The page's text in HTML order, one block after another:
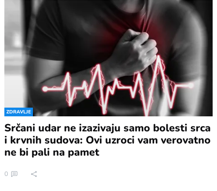
ZDRAVLJE
Srčani udar ne izazivaju samo bolesti srca
i krvnih sudova: Ovi uzroci vam verovatno
ne bi pali na pamet
0